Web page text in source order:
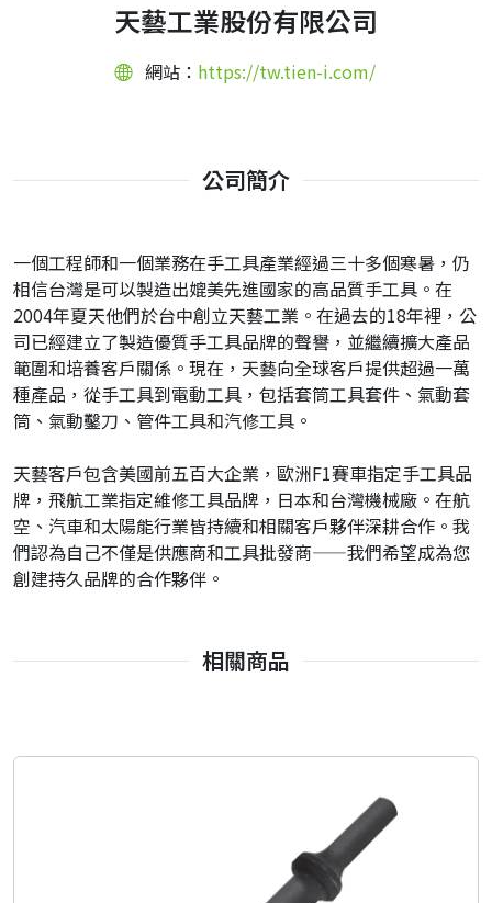
天藝工業股份有限公司
網站： https://tw.tien-i.com/
公司簡介
一個工程師和一個業務在手工具產業經過三十多個寒暑，仍
相信台灣是可以製造出媲美先進國家的高品質手工具。在
2004年夏天他們於台中創立天藝工業。在過去的18年裡，公
司已經建立了製造優質手工具品牌的聲譽，並繼續擴大產品
範圍和培養客戶關係。現在，天藝向全球客戶提供超過一萬
種產品，從手工具到電動工具，包括套筒工具套件、氣動套
筒、氣動鑿刀、管件工具和汽修工具。
天藝客戶包含美國前五百大企業，歐洲F1賽車指定手工具品
牌，飛航工業指定維修工具品牌，日本和台灣機械廠。在航
空、汽車和太陽能行業皆持續和相關客戶夥伴深耕合作。我
們認為自己不僅是供應商和工具批發商——我們希望成為您
創建持久品牌的合作夥伴。
相關商品